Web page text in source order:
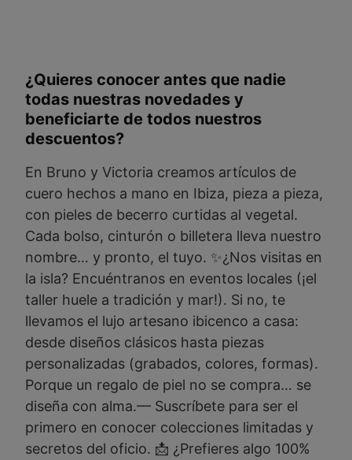
¿Quieres conocer antes que nadie
todas nuestras novedades y
beneficiarte de todos nuestros
descuentos?
En Bruno y Victoria creamos artículos de
cuero hechos a mano en Ibiza, pieza a pieza,
con pieles de becerro curtidas al vegetal.
Cada bolso, cinturón o billetera lleva nuestro
nombre… y pronto, el tuyo. ✨¿Nos visitas en
la isla? Encuéntranos en eventos locales (¡el
taller huele a tradición y mar!). Si no, te
llevamos el lujo artesano ibicenco a casa:
desde diseños clásicos hasta piezas
personalizadas (grabados, colores, formas).
Porque un regalo de piel no se compra… se
diseña con alma.— Suscríbete para ser el
primero en conocer colecciones limitadas y
secretos del oficio. 📩 ¿Prefieres algo 100%